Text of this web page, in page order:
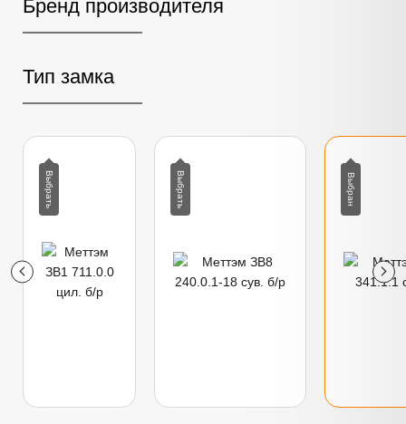
Бренд производителя
Тип замка